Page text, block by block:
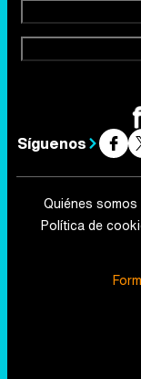
Síguenos
Quiénes somos
Política de